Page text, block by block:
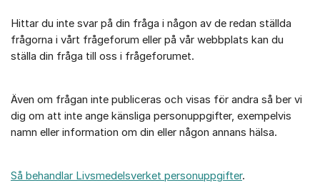
Hittar du inte svar på din fråga i någon av de redan ställda
frågorna i vårt frågeforum eller på vår webbplats kan du
ställa din fråga till oss i frågeforumet.
Även om frågan inte publiceras och visas för andra så ber vi
dig om att inte ange känsliga personuppgifter, exempelvis
namn eller information om din eller någon annans hälsa.
Så behandlar Livsmedelsverket personuppgifter.